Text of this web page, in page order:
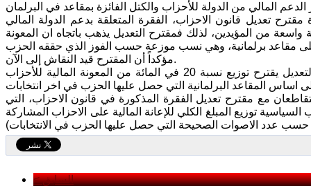
تعديل قانون الاحزاب، الفقرة المتعلقة بدعم الدولة المالي
من المؤيدين، لذلك فمقترح التعديل يذهب باتجاه ان المعونة
مؤكداً أن المقترح قيد النقاش إلى الآن.
من جانبه، قال عضو اللجنة القانونية البرلمانية امين بكر لـ"طريق الشعب": أن "التعديل يقترح توزيع نسبة 20 في المائة من المعونة المالية للأحزاب
مع مقترح تعديل الفقرة المذكورة في قانون الاحزاب، التي
توزيع المبلغ الكلي للإعانة المالية على الاحزاب المشاركة
< السابق